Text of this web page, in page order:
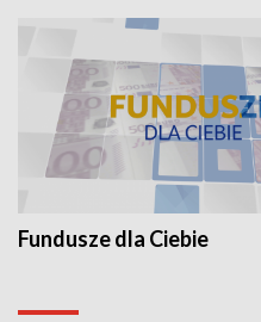
Fundusze dla Ciebie